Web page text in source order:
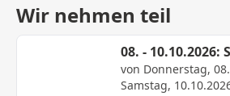
Wir nehmen teil
von Donnerstag,
Samstag,